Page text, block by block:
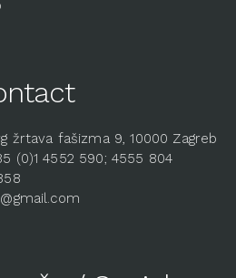
žrtava fašizma 9, 10000 Zagreb
(0)1 4552 590; 4555 804